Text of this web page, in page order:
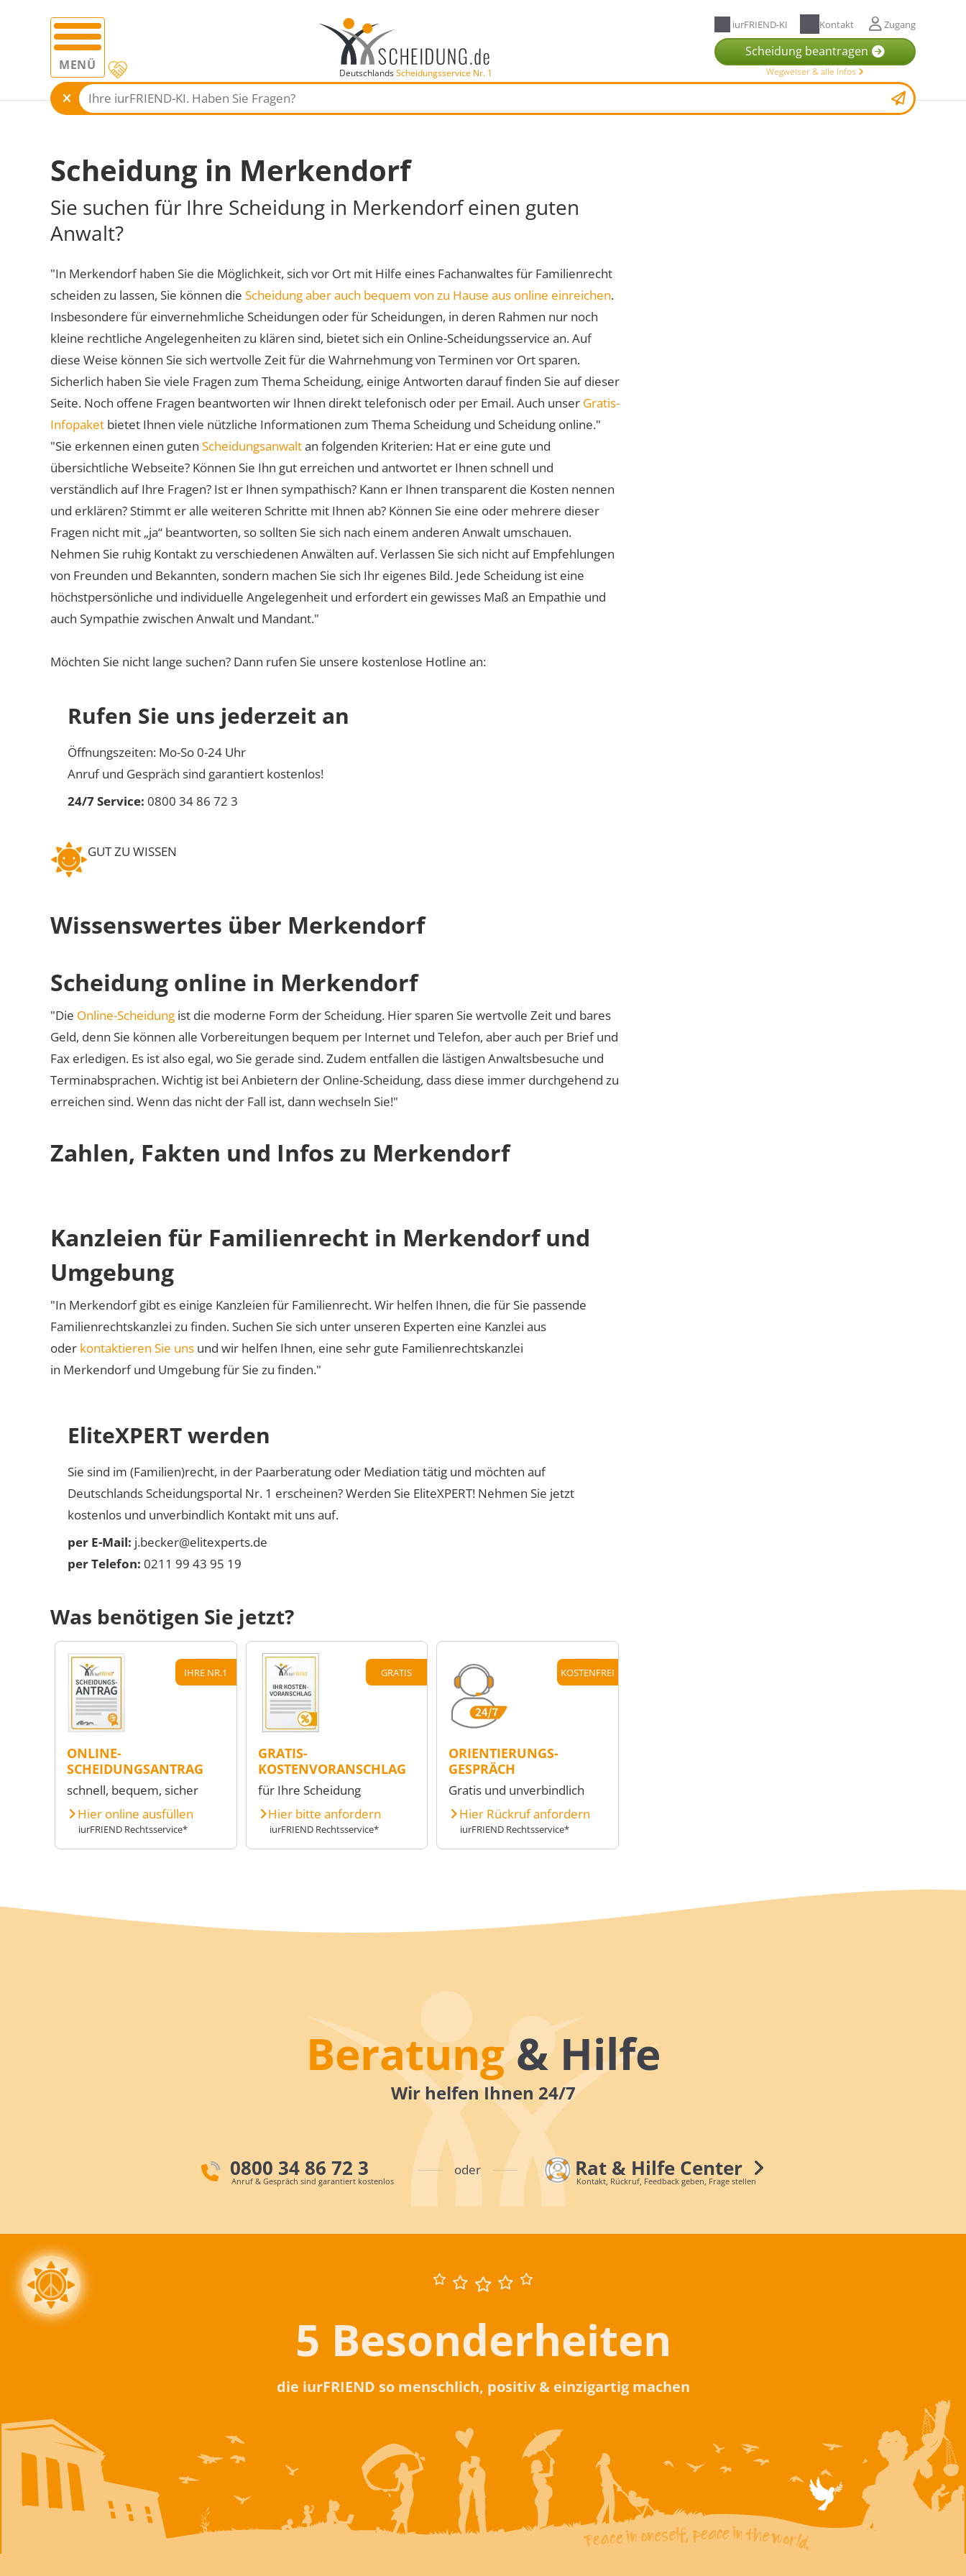
MENÜ DeutschlandsScheidungsservice Nr. 1
iurFRIEND-KI Kontakt Zugang
Scheidung beantragen
Wegweiser & alle Infos
Scheidung in Merkendorf
Sie suchen für Ihre Scheidung in Merkendorf einen guten
Anwalt?
"In Merkendorf haben Sie die Möglichkeit, sich vor Ort mit Hilfe eines Fachanwaltes für Familienrecht
scheiden zu lassen, Sie können die Scheidung aber auch bequem von zu Hause aus online einreichen.
Insbesondere für einvernehmliche Scheidungen oder für Scheidungen, in deren Rahmen nur noch
kleine rechtliche Angelegenheiten zu klären sind, bietet sich ein Online-Scheidungsservice an. Auf
diese Weise können Sie sich wertvolle Zeit für die Wahrnehmung von Terminen vor Ort sparen.
Sicherlich haben Sie viele Fragen zum Thema Scheidung, einige Antworten darauf finden Sie auf dieser
Seite. Noch offene Fragen beantworten wir Ihnen direkt telefonisch oder per Email. Auch unser Gratis-
Infopaket bietet Ihnen viele nützliche Informationen zum Thema Scheidung und Scheidung online."
"Sie erkennen einen guten Scheidungsanwaltan folgenden Kriterien: Hat er eine gute und
übersichtliche Webseite? Können Sie Ihn gut erreichen und antwortet er Ihnen schnell und
verständlich auf Ihre Fragen? Ist er Ihnen sympathisch? Kann er Ihnen transparent die Kosten nennen
und erklären? Stimmt er alle weiteren Schritte mit Ihnen ab? Können Sie eine oder mehrere dieser
Fragen nicht mit „ja“ beantworten, so sollten Sie sich nach einem anderen Anwalt umschauen.
Nehmen Sie ruhig Kontakt zu verschiedenen Anwälten auf. Verlassen Sie sich nicht auf Empfehlungen
von Freunden und Bekannten, sondern machen Sie sich Ihr eigenes Bild. Jede Scheidung ist eine
höchstpersönliche und individuelle Angelegenheit und erfordert ein gewisses Maß an Empathie und
auch Sympathie zwischen Anwalt und Mandant."
Möchten Sie nicht lange suchen? Dann rufen Sie unsere kostenlose Hotline an:
Rufen Sie uns jederzeit an
Öffnungszeiten: Mo-So 0-24 Uhr
Anruf und Gespräch sind garantiert kostenlos!
24/7 Service: 0800 34 86 72 3
GUT ZU WISSEN
Wissenswertes über Merkendorf
Scheidung online in Merkendorf
"Die Online-Scheidung ist die moderne Form der Scheidung. Hier sparen Sie wertvolle Zeit und bares
Geld, denn Sie können alle Vorbereitungen bequem per Internet und Telefon, aber auch per Brief und
Fax erledigen. Es ist also egal, wo Sie gerade sind. Zudem entfallen die lästigen Anwaltsbesuche und
Terminabsprachen. Wichtig ist bei Anbietern der Online-Scheidung, dass diese immer durchgehend zu
erreichen sind. Wenn das nicht der Fall ist, dann wechseln Sie!"
Zahlen, Fakten und Infos zu Merkendorf
Kanzleien für Familienrecht in Merkendorf und
Umgebung
"In Merkendorf gibt es einige Kanzleien für Familienrecht. Wir helfen Ihnen, die für Sie passende
Familienrechtskanzlei zu finden. Suchen Sie sich unter unseren Experten eine Kanzlei aus
oder kontaktieren Sie uns und wir helfen Ihnen, eine sehr gute Familienrechtskanzlei
in Merkendorf und Umgebung für Sie zu finden."
EliteXPERT werden
Sie sind im (Familien)recht, in der Paarberatung oder Mediation tätig und möchten auf
Deutschlands Scheidungsportal Nr. 1 erscheinen? Werden Sie EliteXPERT! Nehmen Sie jetzt
kostenlos und unverbindlich Kontakt mit uns auf.
per E-Mail: j.becker@elitexperts.de
per Telefon: 0211 99 43 95 19
Was benötigen Sie jetzt?
IHRE NR.1
ONLINE-
SCHEIDUNGSANTRAG
schnell, bequem, sicher
Hier online ausfüllen
iurFRIEND Rechtsservice*
GRATIS
GRATIS-
KOSTENVORANSCHLAG
für Ihre Scheidung
Hier bitte anfordern
iurFRIEND Rechtsservice*
KOSTENFREI
ORIENTIERUNGS-
GESPRÄCH
Gratis und unverbindlich
Hier Rückruf anfordern
iurFRIEND Rechtsservice*
Beratung& Hilfe
Wir helfen Ihnen 24/7
0800 34 86 72 3
Anruf & Gespräch sind garantiert kostenlos
oder Rat & Hilfe Center
Kontakt, Rückruf, Feedback geben, Frage stellen
5 Besonderheiten
die iurFRIEND so menschlich, positiv & einzigartig machen